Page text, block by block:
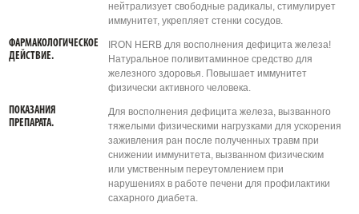
нейтрализует свободные радикалы, стимулирует
иммунитет, укрепляет стенки сосудов.
ФАРМАКОЛОГИЧЕСКОЕ
ДЕЙСТВИЕ.
IRON HERB для восполнения дефицита железа!
Натуральное поливитаминное средство для
железного здоровья. Повышает иммунитет
физически активного человека.
ПОКАЗАНИЯ
ПРЕПАРАТА.
Для восполнения дефицита железа, вызванного
тяжелыми физическими нагрузками для ускорения
заживления ран после полученных травм при
снижении иммунитета, вызванном физическим
или умственным переутомлением при
нарушениях в работе печени для профилактики
сахарного диабета.